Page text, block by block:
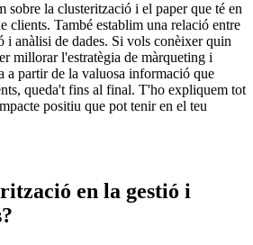
sobre la clusterització i el paper que té en
clients. També establim una relació entre
i anàlisi de dades. Si vols conèixer quin
millorar l'estratègia de màrqueting i
a partir de la valuosa informació que
queda't fins al final. T'ho expliquem tot
positiu que pot tenir en el teu
en la gestió i